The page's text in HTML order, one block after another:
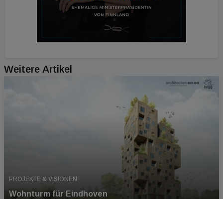
Weitere Artikel
PROJEKTE & VISIONEN
Wohnturm für Eindhoven